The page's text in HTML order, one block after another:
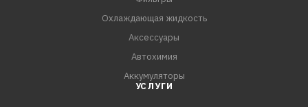
Охлаждающая жидкость
Аксессуары
Автохимия
Аккумуляторы
УСЛУГИ